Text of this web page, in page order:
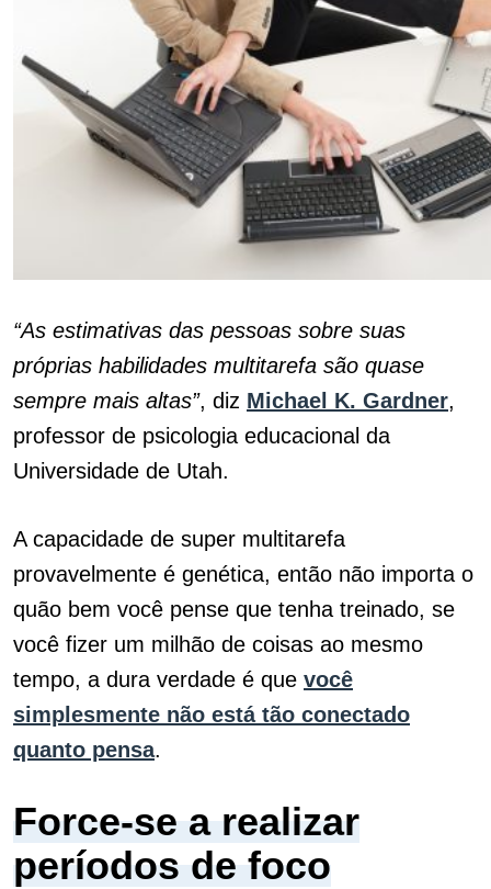
“As estimativas das pessoas sobre suas
próprias habilidades multitarefa são quase
sempre mais altas”, diz Michael K. Gardner,
professor de psicologia educacional da
Universidade de Utah.
A capacidade de super multitarefa
provavelmente é genética, então não importa o
quão bem você pense que tenha treinado, se
você fizer um milhão de coisas ao mesmo
tempo, a dura verdade é que você
simplesmente não está tão conectado
quanto pensa.
Force-se a realizar
períodos de foco